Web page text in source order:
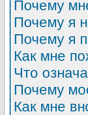
Почему
Почему я
Почему я
Как мне
Что
Почему
Как мне